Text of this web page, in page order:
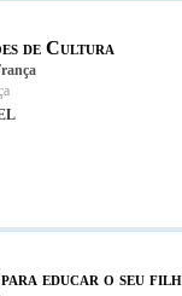
de Cultura
educar o seu